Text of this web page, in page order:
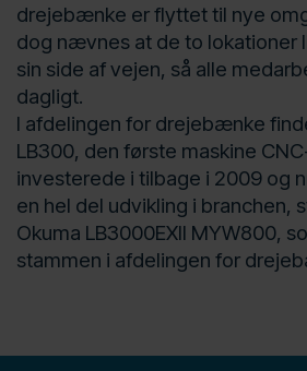
drejebænke er flyttet til nye
dog nævnes at de to lokationer
sin side af vejen, så alle
dagligt.
I afdelingen for drejebænke
LB300, den første maskine
investerede i tilbage i 2009 og
en hel del udvikling i branchen,
Okuma LB3000EXII MYW800,
stammen i afdelingen for